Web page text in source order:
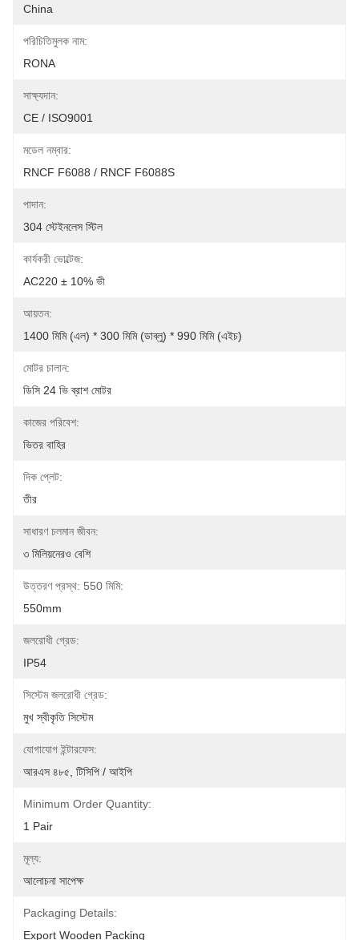
China
পরিচিতিমুলক নাম:
RONA
সাক্ষ্যদান:
CE / ISO9001
মডেল নম্বার:
RNCF F6088 / RNCF F6088S
পাদান:
304 স্টেইনলেস স্টিল
কার্যকরী ভোল্টেজ:
AC220 ± 10% ভী
আয়তন:
1400 মিমি (এল) * 300 মিমি (ডাব্লু) * 990 মিমি (এইচ)
মোটর চালান:
ডিসি 24 ভি ব্রাশ মোটর
কাজের পরিবেশ:
ভিতর বাহির
দিক প্লেট:
তীর
সাধারণ চলমান জীবন:
৩ মিলিয়নেরও বেশি
উত্তরণ প্রস্থ: 550 মিমি:
550mm
জলরোধী গ্রেড:
IP54
সিস্টেম জলরোধী গ্রেড:
মুখ স্বীকৃতি সিস্টেম
যোগাযোগ ইন্টারফেস:
আরএস ৪৮৫, টিসিপি / আইপি
Minimum Order Quantity:
1 Pair
মূল্য:
আলোচনা সাপেক্ষ
Packaging Details:
Export Wooden Packing